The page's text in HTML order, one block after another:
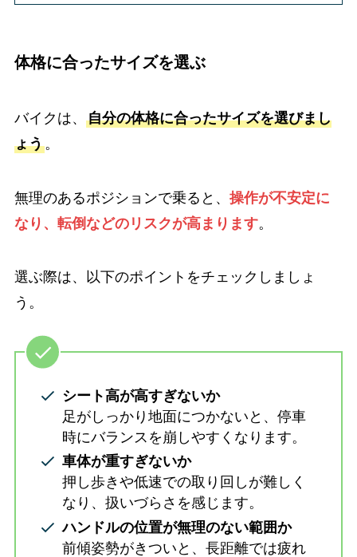
体格に合ったサイズを選ぶ
バイクは、 自分の体格に合ったサイズを選びまし
ょう。
無理のあるポジションで乗ると、 操作が不安定に
なり、転倒などのリスクが高まります。
選ぶ際は、以下のポイントをチェックしましょ
う。
シート高が高すぎないか
足がしっかり地面につかないと、停車
時にバランスを崩しやすくなります。
車体が重すぎないか
押し歩きや低速での取り回しが難しく
なり、扱いづらさを感じます。
ハンドルの位置が無理のない範囲か
前傾姿勢がきついと、長距離では疲れ